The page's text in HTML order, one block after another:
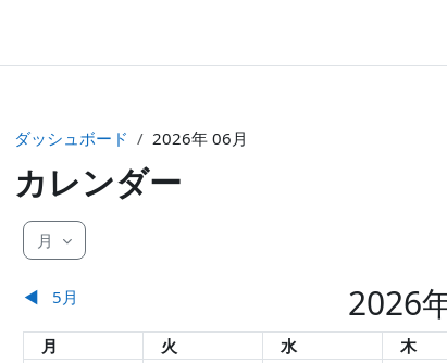
ダッシュボード
2026年 06月
カレンダー
月
◀︎ 5月 2026
月曜日
月 火曜日
火 水曜日
水 木曜日
木